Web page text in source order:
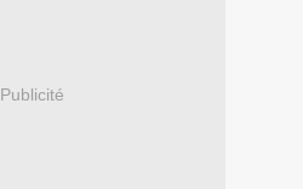
Publicité